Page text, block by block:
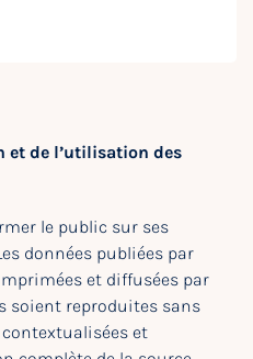
et de l’utilisation des
le public sur ses
données publiées par
et diffusées par
soient reproduites sans
et